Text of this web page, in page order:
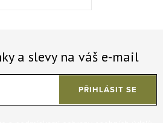
a slevy na váš e-mail
PŘIHLÁSIT SE